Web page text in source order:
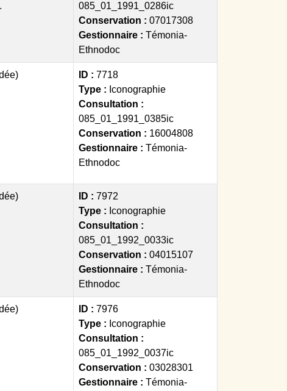
085_01_1991_0286ic
Conservation : 07017308
Gestionnaire : Témonia-
Ethnodoc
ID : 7718
Type : Iconographie
Consultation :
085_01_1991_0385ic
Conservation : 16004808
Gestionnaire : Témonia-
Ethnodoc
ID : 7972
Type : Iconographie
Consultation :
085_01_1992_0033ic
Conservation : 04015107
Gestionnaire : Témonia-
Ethnodoc
ID : 7976
Type : Iconographie
Consultation :
085_01_1992_0037ic
Conservation : 03028301
Gestionnaire : Témonia-